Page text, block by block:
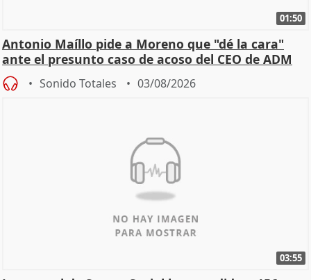
01:50
Antonio Maíllo pide a Moreno que "dé la cara"
ante el presunto caso de acoso del CEO de ADM
Sonido Totales 03/08/2026
03:55